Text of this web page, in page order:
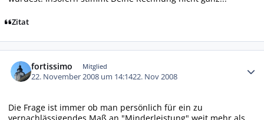
Zitat
fortissimo Mitglied
22. November 2008 um 14:1422. Nov 2008
Die Frage ist immer ob man persönlich für ein zu